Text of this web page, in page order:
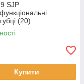
SJP
(20)
Купити